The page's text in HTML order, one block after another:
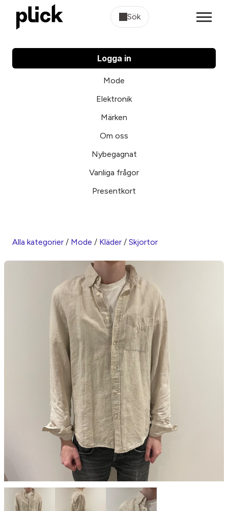
Sök
Logga in
Mode
Elektronik
Märken
Om oss
Nybegagnat
Vanliga frågor
Presentkort
Alla kategorier / Mode / Kläder / Skjortor